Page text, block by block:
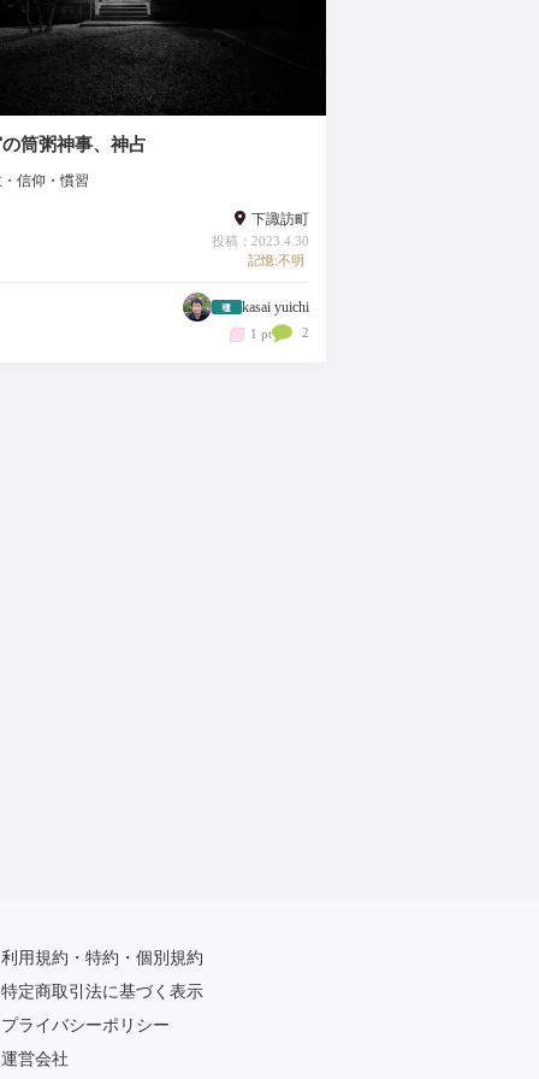
筒粥神事、神占
信仰・慣習
下諏訪町
投稿：2023.4.30
記憶:不明
kasai yuichi
1 pt 2
利用規約・特約・個別規約
特定商取引法に基づく表示
プライバシーポリシー
運営会社